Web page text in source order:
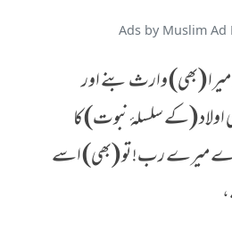
Ads by Muslim Ad
(بھی) وارث بنے اور
اولاد (کے سلسلۂ نبوت) کا
میرے رب! تو (بھی) اسے